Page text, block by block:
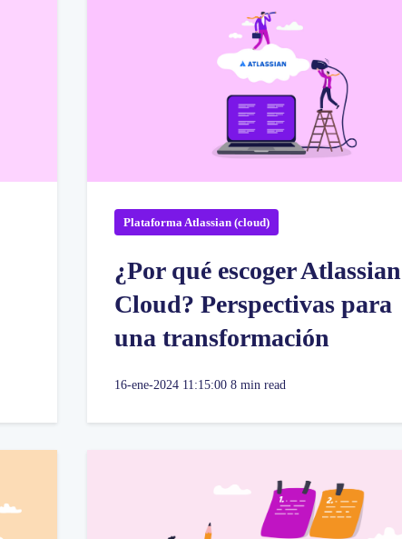
Plataforma Atlassian (cloud)
¿Por qué escoger Atlassian
Cloud? Perspectivas para
una transformación
16-ene-2024 11:15:00 8 min read